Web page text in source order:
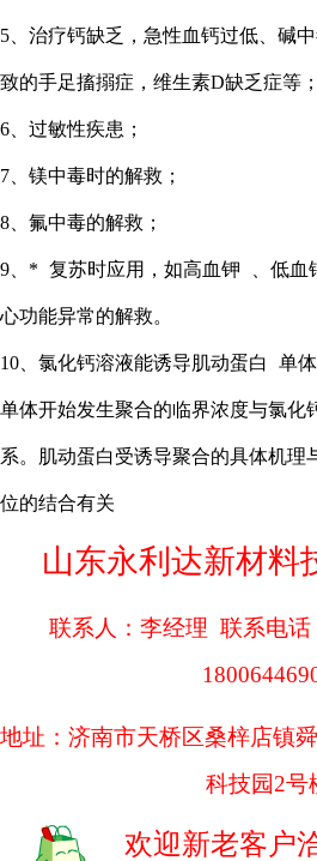
5、治疗钙缺乏，急性血钙过低、碱
致的手足搐搦症，维生素D缺乏症等；
6、过敏性疾患；
7、镁中毒时的解救；
8、氟中毒的解救；
9、 * 复苏时应用，如高血钾 低血
心功能异常的解救。
10、氯化钙溶液能诱导肌动蛋白 单体
单体开始发生聚合的临界浓度与氯化
系。肌动蛋白受诱导聚合的具体机理
位的结合有关
山东永利达新材料
联系人：李经理 联系电话
地址：济南市天桥区桑梓店镇
科技园2号
欢迎新老客户